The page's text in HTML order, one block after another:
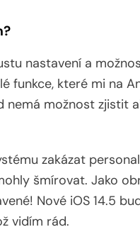
nastavení a
funkce, které mi na
možnost zjistit
zakázat
šmírovat. Jako
Nové iOS 14.5
vidím rád.